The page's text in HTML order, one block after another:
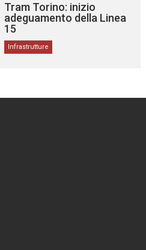
Tram Torino: inizio
adeguamento della Linea
15
Infrastrutture